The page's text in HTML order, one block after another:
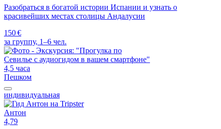
Разобраться в богатой истории Испании и узнать о
красивейших местах столицы Андалусии
150 €
за группу, 1–6 чел.
4,5 часа
Пешком
индивидуальная
Антон
4,79